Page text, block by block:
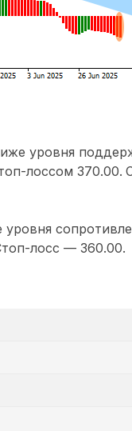
уровня
лоссом 370.00.
лосс — 360.00.